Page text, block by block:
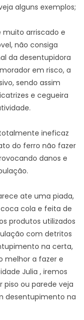
alguns exemplos;
e muito arriscado e
não consiga
da desentupidora
em risco, a
sendo assim
e cegueira
e totalmente ineficaz
do ferro não fazer
danos e
ate uma piada,
cola e feita de
produtos utilizados
com detritos
na certa,
melhor a fazer e
Julia , iremos
piso ou parede veja
desentupimento na